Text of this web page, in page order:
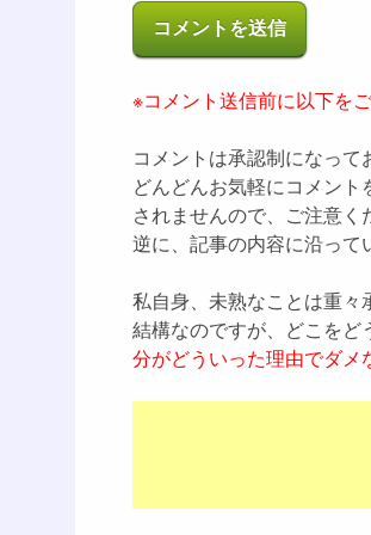
※コメント送信前に以下を
コメントは承認制になって
どんどんお気軽にコメン
されませんので、ご注意く
逆に、記事の内容に沿っ
私自身、未熟なことは重
結構なのですが、どこを
分がどういった理由でダ